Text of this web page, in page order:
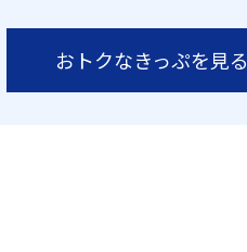
おトクなきっぷを見る